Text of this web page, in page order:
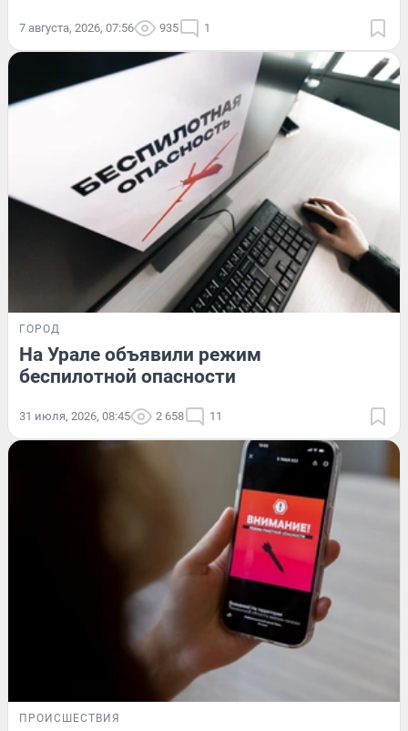
7 августа, 2026, 07:56 935 1
ГОРОД
На Урале объявили режим
беспилотной опасности
31 июля, 2026, 08:45 2 658 11
ПРОИСШЕСТВИЯ